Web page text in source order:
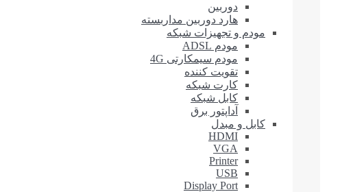
دوربین
هارد دوربین مداربسته
مودم و تجهیزات شبکه
مودم ADSL
مودم سیمکارتی 4G
تقویت کننده
کارت شبکه
کابل شبکه
آداپتور برق
کابل و مبدل
HDMI
VGA
Printer
USB
Display Port